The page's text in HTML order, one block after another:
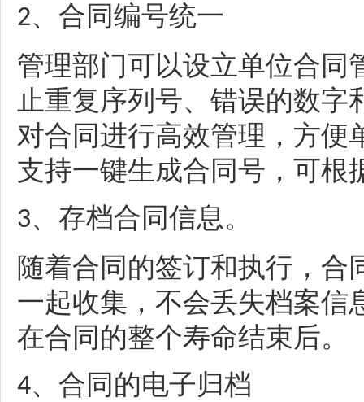
2、 合同编号统一
管理部门可以设立单位合同
止重复序列号、 错误的数字
对合同进行高效管理，方便
支持一键生成合同号，可根
3、 存档合同信息。
随着合同的签订和执行，合
一起收集，不会丢失档案信
在合同的整个寿命结束后。
4、 合同的电子归档